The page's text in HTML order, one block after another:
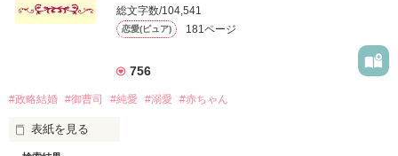
作品を読む
「ほら、走れ走れ！　あいつを巻くぞ！」
取材者を置いて逃げだし、
ふたりだけのひとときを過ごす。
総文字数/104,541
恋愛(ピュア) 181ページ
756
#政略結婚 #御曹司 #純愛 #溺愛 #赤ちゃん
表紙を見る